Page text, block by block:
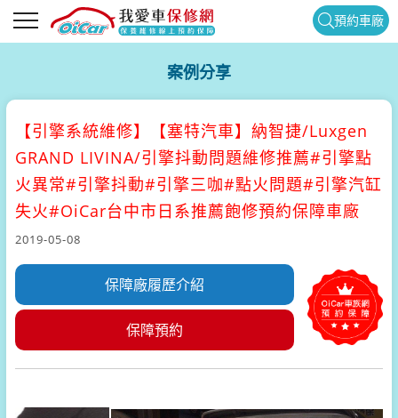
預約車廠
案例分享
【引擎系統維修】
【塞特汽車】納智捷/Luxgen
GRAND LIVINA/引擎抖動問題維修推薦#引擎點
火異常#引擎抖動#引擎三咖#點火問題#引擎汽缸
失火#OiCar台中市日系推薦飽修預約保障車廠
2019-05-08
保障廠履歷介紹
保障預約